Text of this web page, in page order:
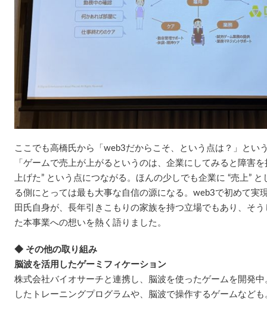
ここでも高橋氏から「web3だからこそ、という点は？」とい
「ゲームで売上が上がるというのは、企業にしてみると障害
上げた” という点につながる。ほんの少しでも企業に “売上”
る側にとっては最も大事な自信の源になる。web3で初めて実
田氏自身が、長年引きこもりの家族を持つ立場でもあり、そ
た本事業への想いを熱く語りました。
◆ その他の取り組み
脳波を活用したゲーミフィケーション
株式会社バイオサーチと連携し、脳波を使ったゲームを開発
したトレーニングプログラムや、脳波で操作するゲームなども